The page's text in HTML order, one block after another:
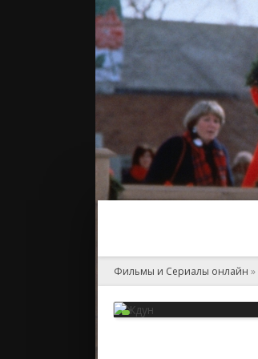
Фильмы и Сериалы онлайн »